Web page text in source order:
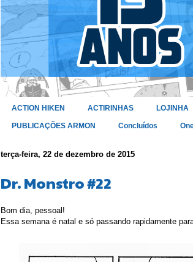
ACTION HIKEN ACTIRINHAS LOJINHA
PUBLICAÇÕES ARMON Concluídos
terça-feira, 22 de dezembro de 2015
Dr. Monstro #22
Bom dia, pessoal!
Essa semana é natal e só passando rapidamente